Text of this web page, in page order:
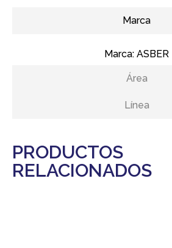
Marca
Marca: ASBER
Área
Línea
PRODUCTOS
RELACIONADOS